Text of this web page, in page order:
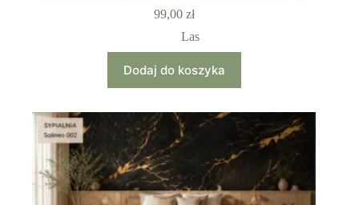
99,00 zł
Las
Dodaj do koszyka